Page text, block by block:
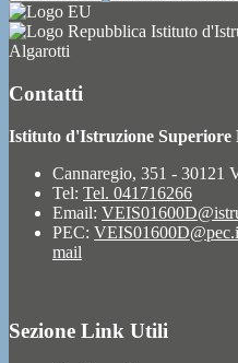
Istituto
Algarotti
Contatti
Istituto d'Istruzione Superiore
Cannaregio, 351 - 30121
Tel: Tel. 041716266
Email:
PEC:
mail
Sezione Link Utili